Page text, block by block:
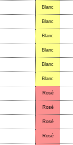
Blanc
Blanc
Blanc
Blanc
Blanc
Blanc
Rosé
Rosé
Rosé
Rosé